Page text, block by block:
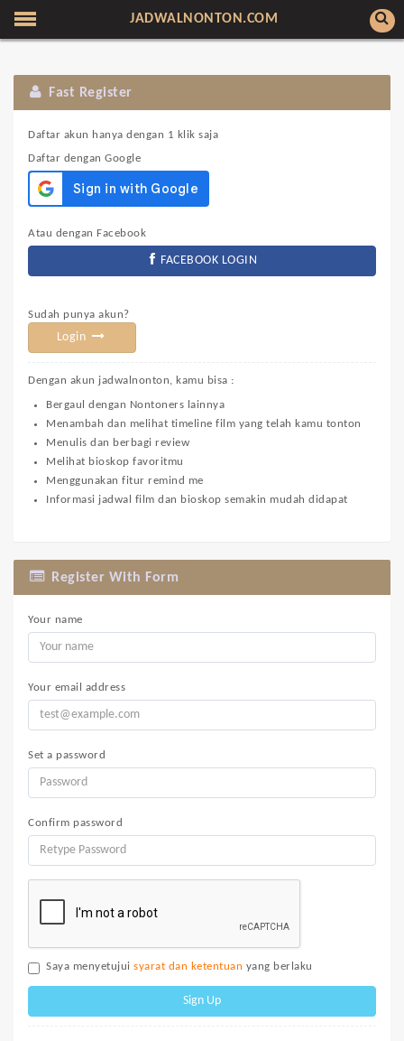
JADWALNONTON.COM
Fast Register
Daftar akun hanya dengan 1 klik saja
Daftar dengan Google
Atau dengan Facebook
FACEBOOK LOGIN
Sudah punya akun?
Login
Dengan akun jadwalnonton, kamu bisa :
Bergaul dengan Nontoners lainnya
Menambah dan melihat timeline film yang telah kamu tonton
Menulis dan berbagi review
Melihat bioskop favoritmu
Menggunakan fitur remind me
Informasi jadwal film dan bioskop semakin mudah didapat
Register With Form
Your name
Your email address
Set a password
Confirm password
Saya menyetujui syarat dan ketentuan yang berlaku
Sign Up